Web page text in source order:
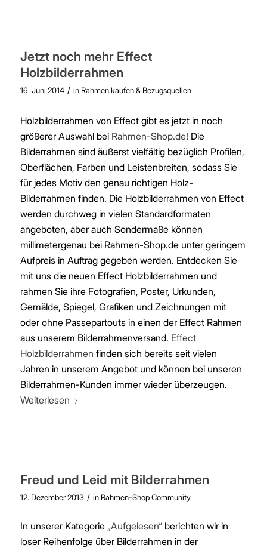
Jetzt noch mehr Effect
Holzbilderrahmen
16. Juni 2014 / in Rahmen kaufen & Bezugsquellen
Holzbilderrahmen von Effect gibt es jetzt in noch
größerer Auswahl bei Rahmen-Shop.de! Die
Bilderrahmen sind äußerst vielfältig bezüglich Profilen,
Oberflächen, Farben und Leistenbreiten, sodass Sie
für jedes Motiv den genau richtigen Holz-
Bilderrahmen finden. Die Holzbilderrahmen von Effect
werden durchweg in vielen Standardformaten
angeboten, aber auch Sondermaße können
millimetergenau bei Rahmen-Shop.de unter geringem
Aufpreis in Auftrag gegeben werden. Entdecken Sie
mit uns die neuen Effect Holzbilderrahmen und
rahmen Sie ihre Fotografien, Poster, Urkunden,
Gemälde, Spiegel, Grafiken und Zeichnungen mit
oder ohne Passepartouts in einen der Effect Rahmen
aus unserem Bilderrahmenversand. Effect
Holzbilderrahmen finden sich bereits seit vielen
Jahren in unserem Angebot und können bei unseren
Bilderrahmen-Kunden immer wieder überzeugen.
Weiterlesen
Freud und Leid mit Bilderrahmen
12. Dezember 2013 / in Rahmen-Shop Community
In unserer Kategorie „Aufgelesen“berichten wir in
loser Reihenfolge über Bilderrahmen in der